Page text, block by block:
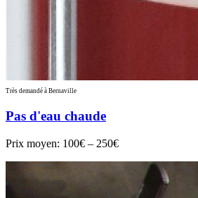
Très demandé à Bernaville
Pas d'eau chaude
Prix moyen: 100€ – 250€